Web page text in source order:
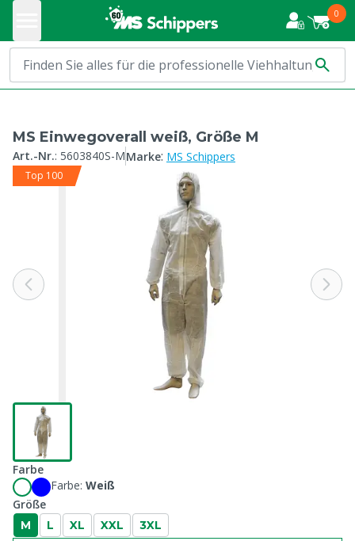
0
MS Einwegoverall weiß, Größe M
Art.-Nr.: 5603840S-MMarke: MS Schippers
Top 100
Farbe
Farbe: Weiß
Größe
M L XL XXL 3XL